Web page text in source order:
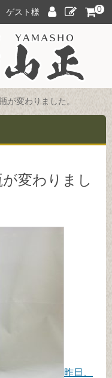
へ
ゲスト様
ロ
ン
新
0
が変わりました。
変わりまし
昨日、